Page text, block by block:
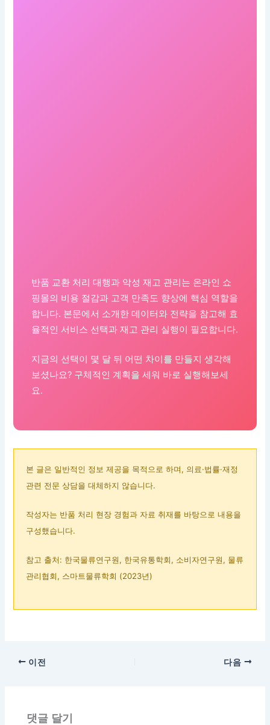
반품 교환 처리 대행과 악성 재고 관리는 온라인 쇼
핑몰의 비용 절감과 고객 만족도 향상에 핵심 역할을
합니다. 본문에서 소개한 데이터와 전략을 참고해 효
율적인 서비스 선택과 재고 관리 실행이 필요합니다.
지금의 선택이 몇 달 뒤 어떤 차이를 만들지 생각해
보셨나요? 구체적인 계획을 세워 바로 실행해보세
요.
본 글은 일반적인 정보 제공을 목적으로 하며, 의료·법률·재정
관련 전문 상담을 대체하지 않습니다.
작성자는 반품 처리 현장 경험과 자료 취재를 바탕으로 내용을
구성했습니다.
참고 출처: 한국물류연구원, 한국유통학회, 소비자연구원, 물류
관리협회, 스마트물류학회 (2023년)
이전 다음
댓글 달기